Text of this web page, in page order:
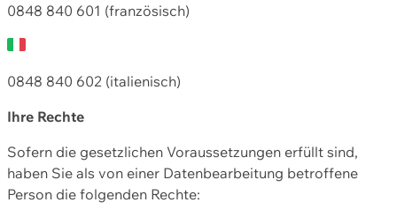
0848 840 601 (französisch)
0848 840 602 (italienisch)
Ihre Rechte
Sofern die gesetzlichen Voraussetzungen erfüllt sind,
haben Sie als von einer Datenbearbeitung betroffene
Person die folgenden Rechte: